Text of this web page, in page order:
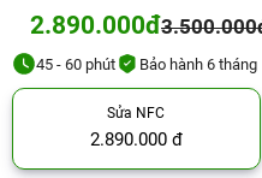
2.890.000đ
45 - 60 phút Bảo hành 6 tháng
Sửa NFC
2.890.000 đ